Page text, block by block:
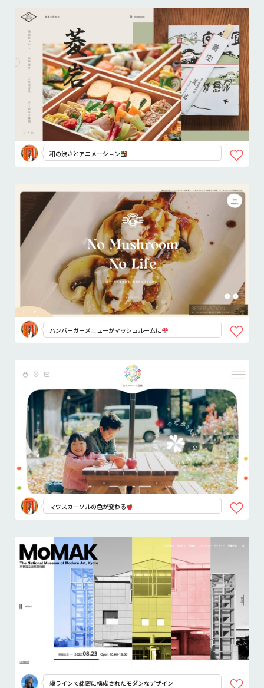
和の渋さとアニメーション
ハンバーガーメニューがマッシュルームに
マウスカーソルの色が変わる
縦ラインで綿密に構成されたモダンなデザイン